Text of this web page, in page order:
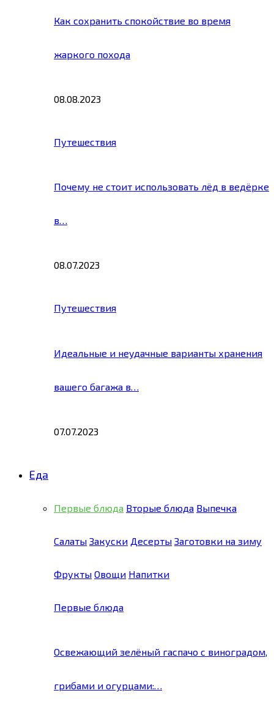
Как сохранить спокойствие во время
жаркого похода
08.08.2023
Путешествия
Почему не стоит использовать лёд в ведёрке
в…
08.07.2023
Путешествия
Идеальные и неудачные варианты хранения
вашего багажа в…
07.07.2023
Еда
Первые блюда Вторые блюда Выпечка
Салаты Закуски Десерты Заготовки на зиму
Фрукты Овощи Напитки
Первые блюда
Освежающий зелёный гаспачо с виноградом,
грибами и огурцами:…